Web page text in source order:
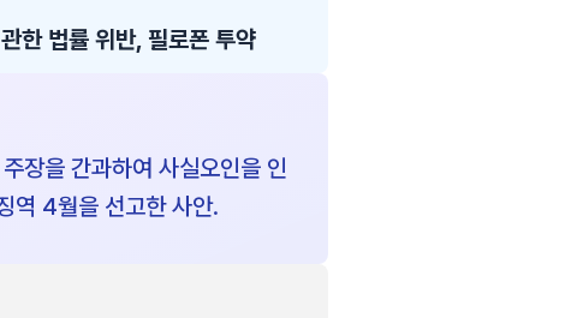
한 법률 위반, 필로폰 투약
장을 간과하여 사실오인을 인
역 4월을 선고한 사안.